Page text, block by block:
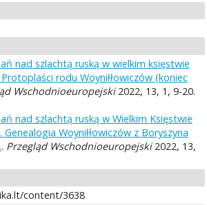
nad szlachtą ruską w wielkim księstwie
rodu Woyniłłowiczów (koniec
Wschodnioeuropejski2022, 13, 1, 9-20.
nad szlachtą ruską w Wielkim Księstwie
Genealogia Woyniłłowiczów z Boryszyna
. Przegląd Wschodnioeuropejski2022, 13,
content/3638